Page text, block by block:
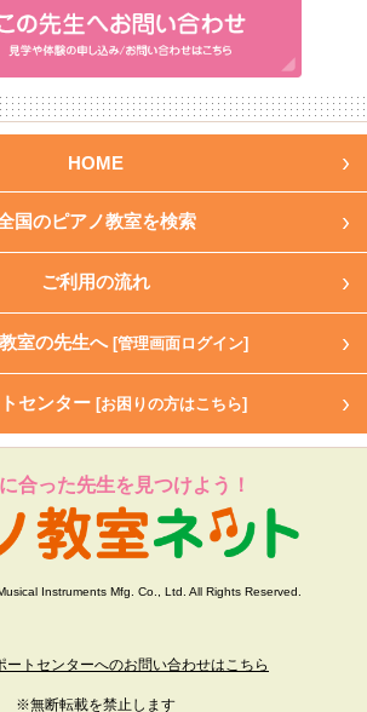
HOME
国のピアノ教室を検索
ご利用の流れ
室の先生へ [管理画面ログイン]
センター [お困りの方はこちら]
合った先生を見つけよう！
Instruments Mfg. Co., Ltd. All Rights Reserved.
ートセンターへのお問い合わせはこちら
※無断転載を禁止します